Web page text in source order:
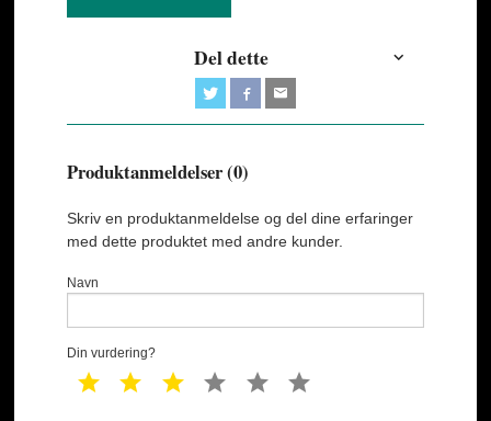
Del dette
Produktanmeldelser (0)
Skriv en produktanmeldelse og del dine erfaringer
med dette produktet med andre kunder.
Navn
Din vurdering?
1 star 2 star 3 star 4 star 5 star